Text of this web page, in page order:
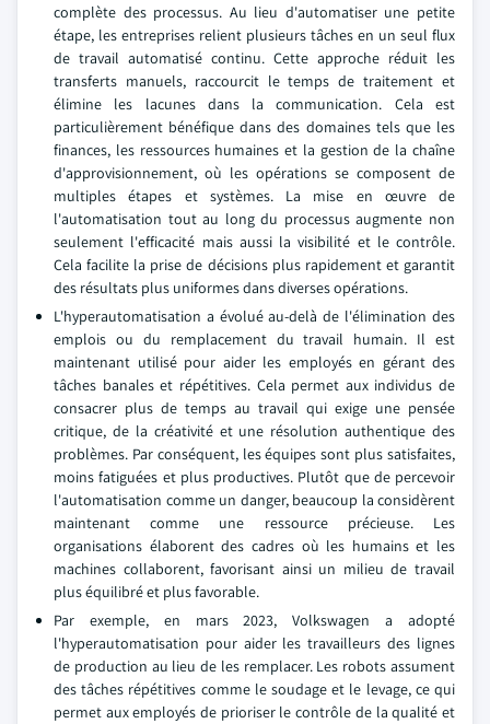
complète des processus. Au lieu d'automatiser une petite
étape, les entreprises relient plusieurs tâches en un seul flux
de travail automatisé continu. Cette approche réduit les
transferts manuels, raccourcit le temps de traitement et
élimine les lacunes dans la communication. Cela est
particulièrement bénéfique dans des domaines tels que les
finances, les ressources humaines et la gestion de la chaîne
d'approvisionnement, où les opérations se composent de
multiples étapes et systèmes. La mise en œuvre de
l'automatisation tout au long du processus augmente non
seulement l'efficacité mais aussi la visibilité et le contrôle.
Cela facilite la prise de décisions plus rapidement et garantit
des résultats plus uniformes dans diverses opérations.
L'hyperautomatisation a évolué au-delà de l'élimination des
emplois ou du remplacement du travail humain. Il est
maintenant utilisé pour aider les employés en gérant des
tâches banales et répétitives. Cela permet aux individus de
consacrer plus de temps au travail qui exige une pensée
critique, de la créativité et une résolution authentique des
problèmes. Par conséquent, les équipes sont plus satisfaites,
moins fatiguées et plus productives. Plutôt que de percevoir
l'automatisation comme un danger, beaucoup la considèrent
maintenant comme une ressource précieuse. Les
organisations élaborent des cadres où les humains et les
machines collaborent, favorisant ainsi un milieu de travail
plus équilibré et plus favorable.
Par exemple, en mars 2023, Volkswagen a adopté
l'hyperautomatisation pour aider les travailleurs des lignes
de production au lieu de les remplacer. Les robots assument
des tâches répétitives comme le soudage et le levage, ce qui
permet aux employés de prioriser le contrôle de la qualité et